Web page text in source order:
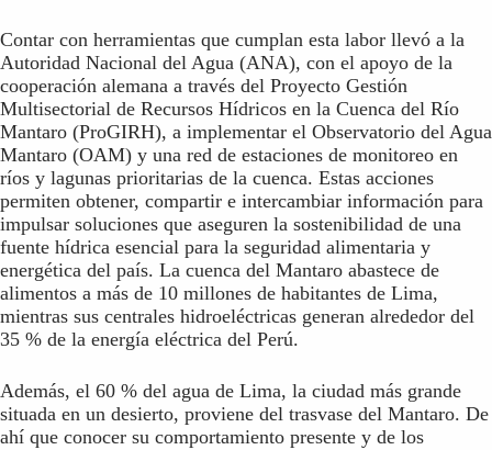
Contar con herramientas que cumplan esta labor llevó a la
Autoridad Nacional del Agua (ANA), con el apoyo de la
cooperación alemana a través del Proyecto Gestión
Multisectorial de Recursos Hídricos en la Cuenca del Río
Mantaro (ProGIRH), a implementar el Observatorio del Agua
Mantaro (OAM) y una red de estaciones de monitoreo en
ríos y lagunas prioritarias de la cuenca. Estas acciones
permiten obtener, compartir e intercambiar información para
impulsar soluciones que aseguren la sostenibilidad de una
fuente hídrica esencial para la seguridad alimentaria y
energética del país. La cuenca del Mantaro abastece de
alimentos a más de 10 millones de habitantes de Lima,
mientras sus centrales hidroeléctricas generan alrededor del
35 % de la energía eléctrica del Perú.
Además, el 60 % del agua de Lima, la ciudad más grande
situada en un desierto, proviene del trasvase del Mantaro. De
ahí que conocer su comportamiento presente y de los